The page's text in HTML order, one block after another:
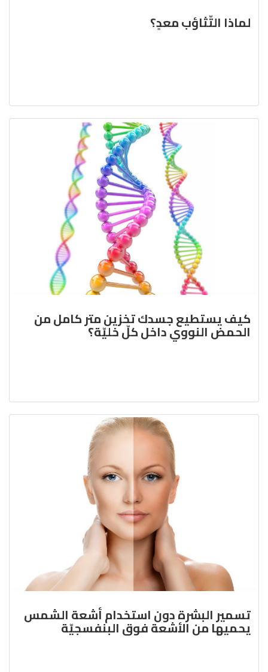
لماذا التّثاؤب معدٍ؟
كيف يستطيع جسدك تخزين متر كامل من
الحمض النووي داخل كلّ خليّة؟
تسمير البشرة دون استخدام أشعة الشمس
يحميها من الأشعة فوق البنفسجيّة